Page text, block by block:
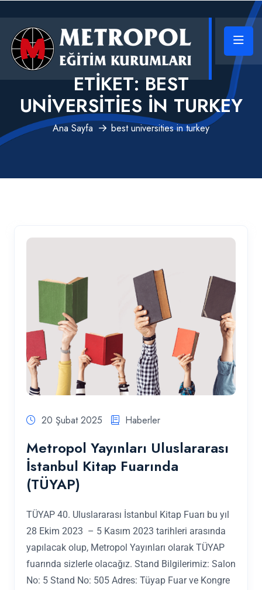
ETIKET:BEST
UNIVERSITIES IN TURKEY
Ana Sayfa best universities in turkey
20 Şubat 2025 Haberler
Metropol Yayınları Uluslararası
İstanbul Kitap Fuarında
(TÜYAP)
TÜYAP 40. Uluslararası İstanbul Kitap Fuarı bu yıl
28 Ekim 2023 – 5 Kasım 2023 tarihleri arasında
yapılacak olup, Metropol Yayınları olarak TÜYAP
fuarında sizlerle olacağız. Stand Bilgilerimiz: Salon
No: 5 Stand No: 505 Adres: Tüyap Fuar ve Kongre